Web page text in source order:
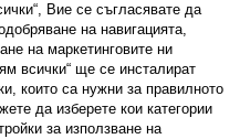
Вие се съгласявате да
на навигацията,
на маркетинговите ни
всички“ ще се инсталират
които са нужни за правилното
да изберете кои категории
за използване на